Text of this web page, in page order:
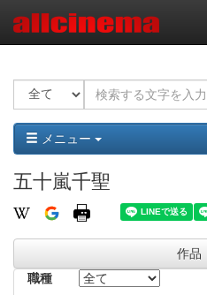
メニュー
五十嵐千聖
作品
職種